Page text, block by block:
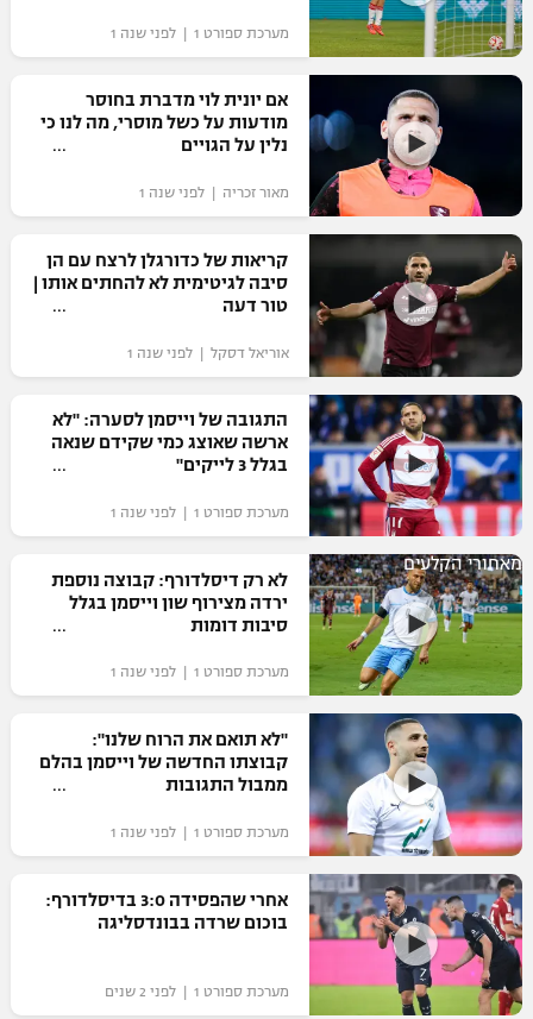
"מחצית בשכונה" – פודקאסט
משתתפים וזוכים בפרסים
תקנון משתתפים וזוכים בפרסים
תקנון עבור פעילות אלקטרה
תקנון עבור פעילות ספורט 1 – "מרלן"
טניס
גיימינג E-Sports
תנאי שימוש
מדיניות פרטיות
תקנון פעילות ספורט 1
רשיון להקרנה פומבית לבית עסק
הצטרפות לחבילת הערוצים
לוח דרושים – ג'ובנט
תגיות
המגזין
אופניים
ספורט מוטורי
כדורמים
פוטבול אמריקאי NFL
בייסבול MLB
ספורט אתגרי ואקסטרים
אומנויות לחימה
גיימינג E-Sports
מערכת ספורט 1 | לפני שנה 1
אם יונית לוי מדברת בחוסר
מודעות על כשל מוסרי, מה לנו כי
נלין על הגויים
מאור זכריה | לפני שנה 1
קריאות של כדורגלן לרצח עם הן
סיבה לגיטימית לא להחתים אותו |
טור דעה
אוריאל דסקל | לפני שנה 1
התגובה של וייסמן לסערה: "לא
ארשה שאוצג כמי שקידם שנאה
בגלל 3 לייקים"
מערכת ספורט 1 | לפני שנה 1
מאחורי הקלעים
לא רק דיסלדורף: קבוצה נוספת
ירדה מצירוף שון וייסמן בגלל
סיבות דומות
מערכת ספורט 1 | לפני שנה 1
"לא תואם את הרוח שלנו":
קבוצתו החדשה של וייסמן בהלם
ממבול התגובות
מערכת ספורט 1 | לפני שנה 1
אחרי שהפסידה 3:0 בדיסלדורף:
בוכום שרדה בבונדסליגה
מערכת ספורט 1 | לפני 2 שנים